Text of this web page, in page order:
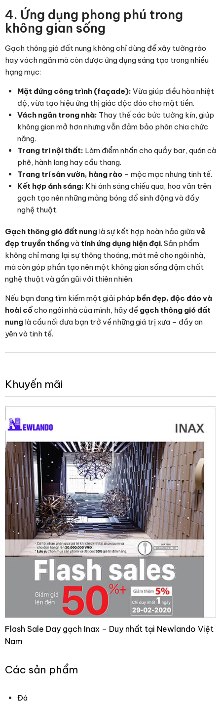
4. Ứng dụng phong phú trong
không gian sống
Gạch thông gió đất nung không chỉ dùng để xây tường rào
hay vách ngăn mà còn được ứng dụng sáng tạo trong nhiều
hạng mục:
Mặt đứng công trình (façade): Vừa giúp điều hòa nhiệt
độ, vừa tạo hiệu ứng thị giác độc đáo cho mặt tiền.
Vách ngăn trong nhà: Thay thế các bức tường kín, giúp
không gian mở hơn nhưng vẫn đảm bảo phân chia chức
năng.
Trang trí nội thất: Làm điểm nhấn cho quầy bar, quán cà
phê, hành lang hay cầu thang.
Trang trí sân vườn, hàng rào – mộc mạc nhưng tinh tế.
Kết hợp ánh sáng: Khi ánh sáng chiếu qua, hoa văn trên
gạch tạo nên những mảng bóng đổ sinh động và đầy
nghệ thuật.
Gạch thông gió đất nung là sự kết hợp hoàn hảo giữavẻ
đẹp truyền thốngvà tính ứng dụng hiện đại. Sản phẩm
không chỉ mang lại sự thông thoáng, mát mẻ cho ngôi nhà,
mà còn góp phần tạo nên một không gian sống đậm chất
nghệ thuật và gần gũi với thiên nhiên.
Nếu bạn đang tìm kiếm một giải pháp bền đẹp, độc đáo và
hoài cổcho ngôi nhà của mình, hãy để gạch thông gió đất
nung là cầu nối đưa bạn trở về những giá trị xưa – đầy an
yên và tinh tế.
Khuyến mãi
Flash Sale Day gạch Inax – Duy nhất tại Newlando Việt
Nam
Các sản phẩm
Đá